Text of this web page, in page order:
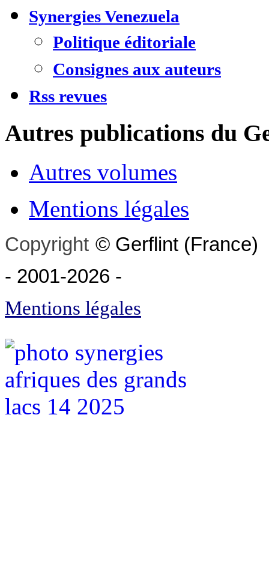
Synergies Venezuela
Politique éditoriale
Consignes aux auteurs
Rss revues
Autres publications du
Autres volumes
Mentions légales
Copyright © Gerflint (France)
- 2001-2026 -
Mentions légales